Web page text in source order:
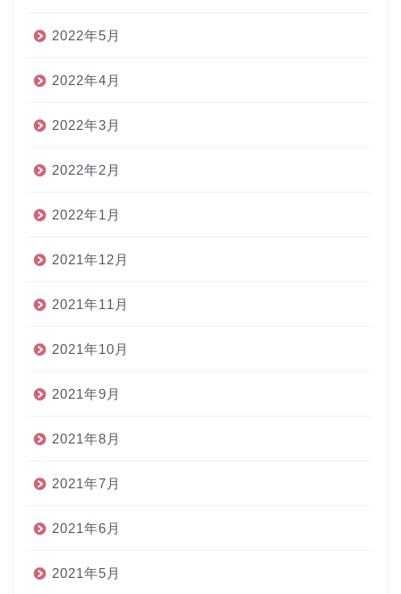
2022年5月
2022年4月
2022年3月
2022年2月
2022年1月
2021年12月
2021年11月
2021年10月
2021年9月
2021年8月
2021年7月
2021年6月
2021年5月